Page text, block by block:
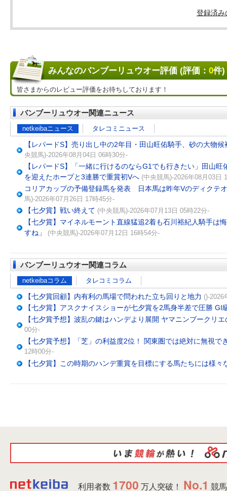
登録済み
みんなのバンブーリュウオー評価 (評価： 0件)
皆さまからのレビュー評価をお待ちしております！
バンブーリュウオー関連ニュース
netkeibaニュース タレコミニュース
【レパードS】売り出し中の2年目・田山旺佑騎手、砂の大物
央競馬)-2026年08月04日 06時30分-
【レパードS】「一緒に行けるのならG1でも行きたい」田山
を迎えたホープと3連勝で重賞初Vへ (中央競馬)-2026年08月03日
コリアカップの予備登録馬を発表 日本馬は昨年Vのディクテ
馬)-2026年07月26日 17時45分-
【七夕賞】戦い終えて (中央競馬)-2026年07月13日 05時22分-
【七夕賞】マイネルモーント直線猛追2着も石川裕紀人騎手は
すね」
(中央競馬)-2026年07月12日 16時54分-
バンブーリュウオー関連コラム
netkeibaコラム タレコミコラム
【七夕賞回顧】内有利の馬場で問われた立ち回りと地力 ()-2026
【七夕賞】アスクナイスショーが七夕賞を2馬身半差で圧勝 GI
【七夕賞予想】波乱の鍵はハンデより展開 ヤマニンブークリ
00分-
【七夕賞予想】「芝」の利益度2位！ 関東圏では絶対に無視で
12時00分-
【七夕賞】この時期のハンデ重賞を目標にする馬たちには様々
利用者数 1700 万人突破！ No.1 競